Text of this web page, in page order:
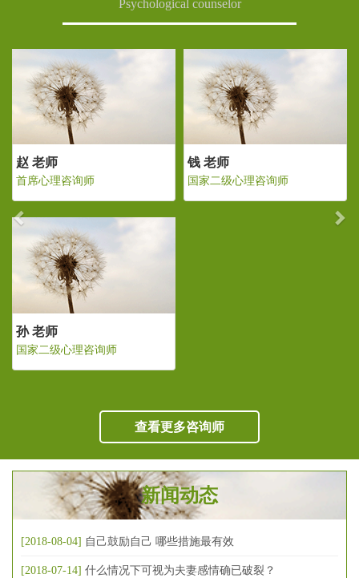
Psychological counselor
级心理咨询师 首席心理咨询师
Previous
查看更多咨询师
新闻动态
[2018-08-04] 自己鼓励自己 哪些措施最有效
[2018-07-14] 什么情况下可视为夫妻感情确已破裂？